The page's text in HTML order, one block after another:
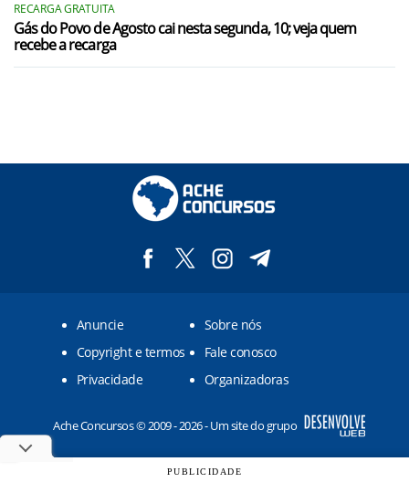
RECARGA GRATUITA
Gás do Povo de Agosto cai nesta segunda, 10; veja quem
recebe a recarga
Anuncie
Sobre nós
Copyright e termos
Fale conosco
Privacidade
Organizadoras
Ache Concursos © 2009 - 2026 - Um site do grupo
PUBLICIDADE